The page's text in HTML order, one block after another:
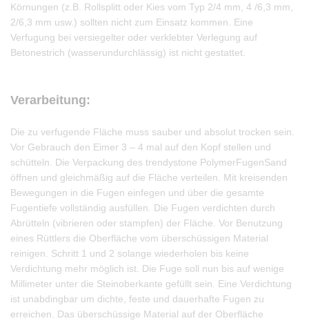
Körnungen (z.B. Rollsplitt oder Kies vom Typ 2/4 mm, 4 /6,3 mm,
2/6,3 mm usw.) sollten nicht zum Einsatz kommen. Eine
Verfugung bei versiegelter oder verklebter Verlegung auf
Betonestrich (wasserundurchlässig) ist nicht gestattet.
Verarbeitung:
Die zu verfugende Fläche muss sauber und absolut trocken sein.
Vor Gebrauch den Eimer 3 – 4 mal auf den Kopf stellen und
schütteln. Die Verpackung des trendystone PolymerFugenSand
öffnen und gleichmäßig auf die Fläche verteilen. Mit kreisenden
Bewegungen in die Fugen einfegen und über die gesamte
Fugentiefe vollständig ausfüllen. Die Fugen verdichten durch
Abrütteln (vibrieren oder stampfen) der Fläche. Vor Benutzung
eines Rüttlers die Oberfläche vom überschüssigen Material
reinigen. Schritt 1 und 2 solange wiederholen bis keine
Verdichtung mehr möglich ist. Die Fuge soll nun bis auf wenige
Millimeter unter die Steinoberkante gefüllt sein. Eine Verdichtung
ist unabdingbar um dichte, feste und dauerhafte Fugen zu
erreichen. Das überschüssige Material auf der Oberfläche